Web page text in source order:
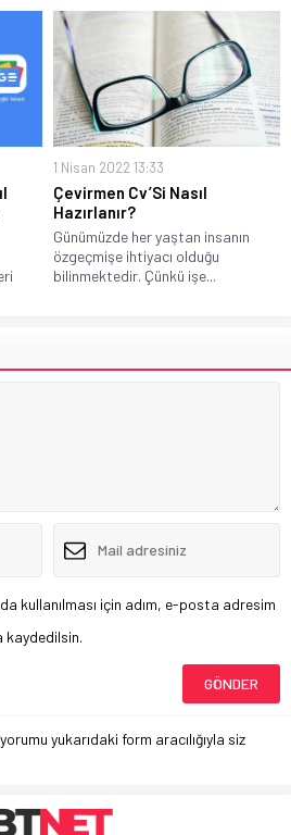
1 Nisan 2022 13:33
Çevirmen Cv’Si Nasıl
Hazırlanır?
Günümüzde her yaştan insanın
özgeçmişe ihtiyacı olduğu
bilinmektedir. Çünkü işe...
kullanılması için adım, e-posta adresim
kaydedilsin.
yukarıdaki form aracılığıyla siz